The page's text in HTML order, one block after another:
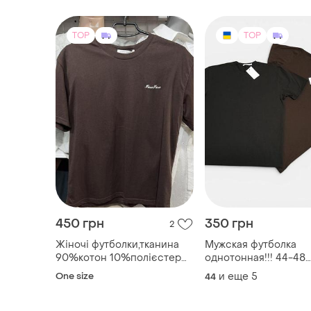
450 грн
Жіночі футболки,тканина
90%котон 10%полієстер
,обьем грудей до 110см
One size
размеров свет серый
графит цвет 48-54
TOP TOP